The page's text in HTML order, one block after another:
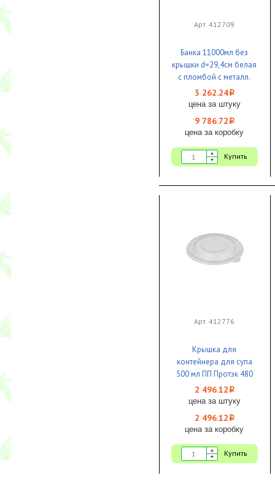
Арт. 412709
Банка 11000мл без
крышки d=29,4см белая
с пломбой с металл.
ручкой с втулкой 20шт
1/3
3 262.24i
цена за штуку
9 786.72 i
цена за коробку
Купить
Арт. 412776
Крышка для
контейнера для супа
500 мл ПП Протэк 480
шт 1/1
2 496.12 i
цена за штуку
2 496.12 i
цена за коробку
Купить